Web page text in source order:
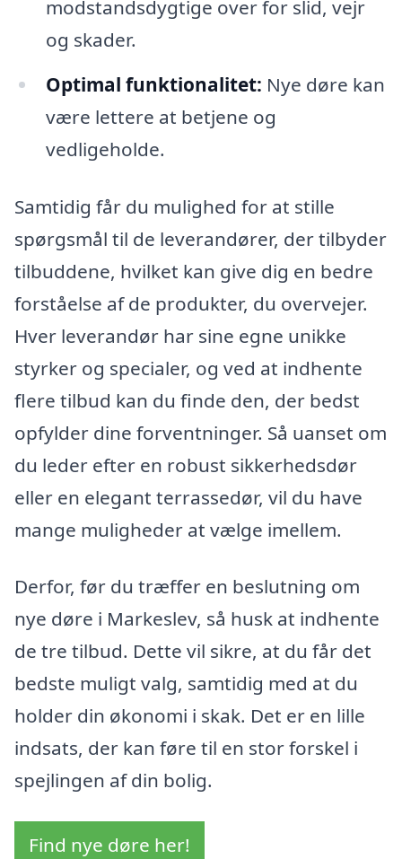
modstandsdygtige over for slid, vejr
og skader.
Optimal funktionalitet: Nye døre kan
være lettere at betjene og
vedligeholde.
Samtidig får du mulighed for at stille
spørgsmål til de leverandører, der tilbyder
tilbuddene, hvilket kan give dig en bedre
forståelse af de produkter, du overvejer.
Hver leverandør har sine egne unikke
styrker og specialer, og ved at indhente
flere tilbud kan du finde den, der bedst
opfylder dine forventninger. Så uanset om
du leder efter en robust sikkerhedsdør
eller en elegant terrassedør, vil du have
mange muligheder at vælge imellem.
Derfor, før du træffer en beslutning om
nye døre i Markeslev, så husk at indhente
de tre tilbud. Dette vil sikre, at du får det
bedste muligt valg, samtidig med at du
holder din økonomi i skak. Det er en lille
indsats, der kan føre til en stor forskel i
spejlingen af din bolig.
Find nye døre her!